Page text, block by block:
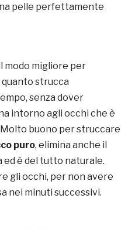
pelle perfettamente
modo migliore per
strucca
senza dover
intorno agli occhi che è
buono per struccare
puro, elimina anche il
ed è del tutto naturale.
gli occhi, per non avere
nei minuti successivi.